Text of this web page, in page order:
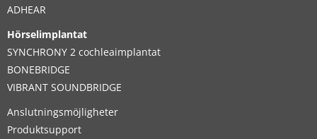
ADHEAR
Hörselimplantat
SYNCHRONY 2 cochleaimplantat
BONEBRIDGE
VIBRANT SOUNDBRIDGE
Anslutningsmöjligheter
Produktsupport